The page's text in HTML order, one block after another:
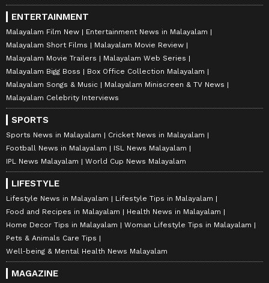
ENTERTAINMENT
Malayalam Film New
Entertainment News in Malayalam
Malayalam Short Films
Malayalam Movie Review
Malayalam Movie Trailers
Malayalam Web Series
Malayalam Bigg Boss
Box Office Collection Malayalam
Malayalam Songs & Music
Malayalam Miniscreen & TV News
Malayalam Celebrity Interviews
SPORTS
Sports News in Malayalam
Cricket News in Malayalam
Football News in Malayalam
ISL News Malayalam
IPL News Malayalam
World Cup News Malayalam
LIFESTYLE
Lifestyle News in Malayalam
Lifestyle Tips in Malayalam
Food and Recipes in Malayalam
Health News in Malayalam
Home Decor Tips in Malayalam
Woman Lifestyle Tips in Malayalam
Pets & Animals Care Tips
Well-being & Mental Health News Malayalam
MAGAZINE